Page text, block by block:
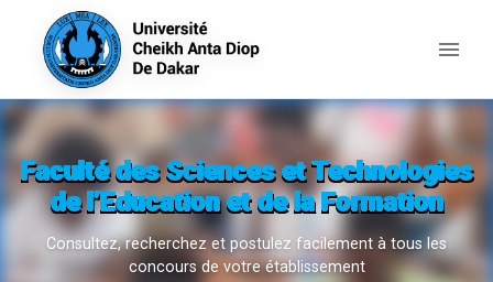
Faculté des Sciences et Technologies
de l’Education et de la Formation
Consultez, recherchez et postulez facilement à tous les
concours de votre établissement